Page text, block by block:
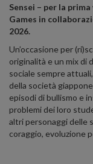
Sensei – per la
Games in
2026.
Un’occasione per
originalità e un mix
sociale sempre
della società
episodi di bullismo e
problemi dei loro
altri personaggi delle
coraggio, evoluzione